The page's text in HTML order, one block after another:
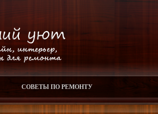
СОВЕТЫ ПО РЕМОНТУ